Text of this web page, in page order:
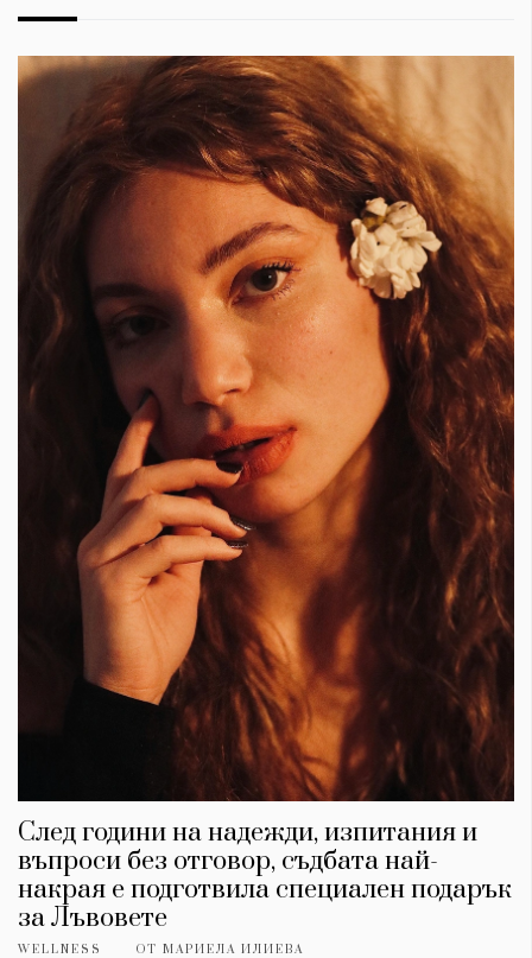
След години на надежди, изпитания и
въпроси без отговор, съдбата най-
накрая е подготвила специален подарък
за Лъвовете
WELLNESS ОТ МАРИЕЛА ИЛИЕВА